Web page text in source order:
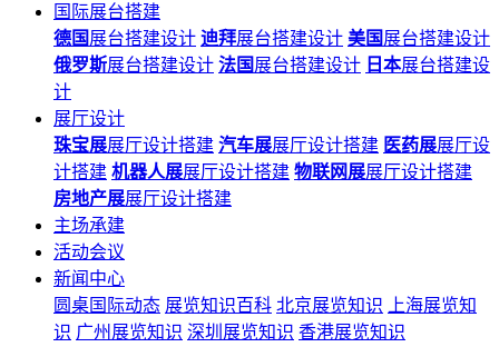
国际展台搭建
德国 展台搭建设计 迪拜展台搭建设计 美国 展台搭建设计
俄罗斯展台搭建设计 法国 展台搭建设计 日本展台搭建设
计
展厅设计
珠宝展展厅设计搭建 汽车展展厅设计搭建 医药展展厅设
计搭建 机器人展展厅设计搭建 物联网展展厅设计搭建
房地产展展厅设计搭建
主场承建
活动会议
新闻中心
圆桌国际动态 展览知识百科 北京展览知识
上海展览知
识 广州展览知识 深圳展览知识 香港展览知识